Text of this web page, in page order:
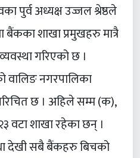
पुर्व अध्यक्ष उज्जल श्रेष्ठले
बैंकका शाखा प्रमुखहरु मात्रै
गरिएको छ ।
वालिङ नगरपालिका
छ । अहिले सम्म (क),
वटा शाखा रहेका छन् ।
देखी सबै बैंकहरु बिचको